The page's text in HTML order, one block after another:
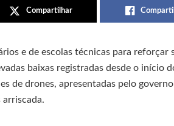
Compartilhar
e de escolas técnicas para reforçar
baixas registradas desde o início
de drones, apresentadas pelo